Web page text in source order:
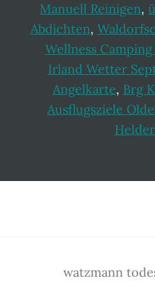
Manuell Reinigen,
Abdichten,
Wellness
Irland Wetter
Angelkarte, Brg
Ausflugsziele
watzmann